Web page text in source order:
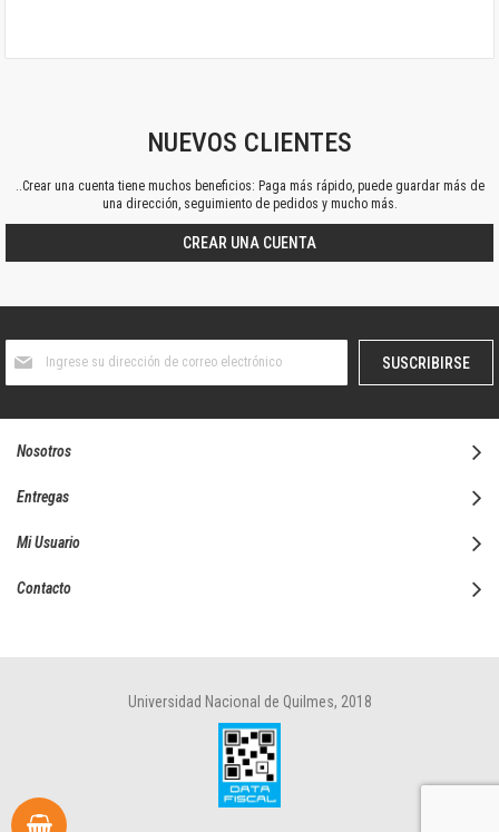
NUEVOS CLIENTES
..Crear una cuenta tiene muchos beneficios: Paga más rápido, puede guardar más de
una dirección, seguimiento de pedidos y mucho más.
CREAR UNA CUENTA
boletín
SUSCRIBIRSE
Nosotros
Entregas
Mi Usuario
Contacto
Universidad Nacional de Quilmes, 2018